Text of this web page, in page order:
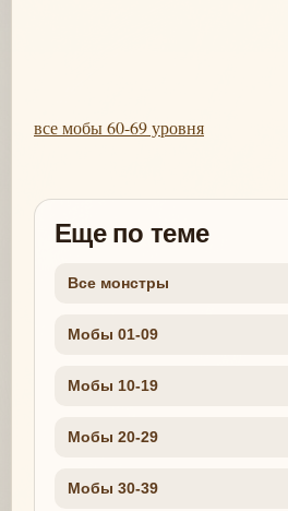
все мобы 60-69 уровня
Еще по теме
Все монстры
Мобы 01-09
Мобы 10-19
Мобы 20-29
Мобы 30-39